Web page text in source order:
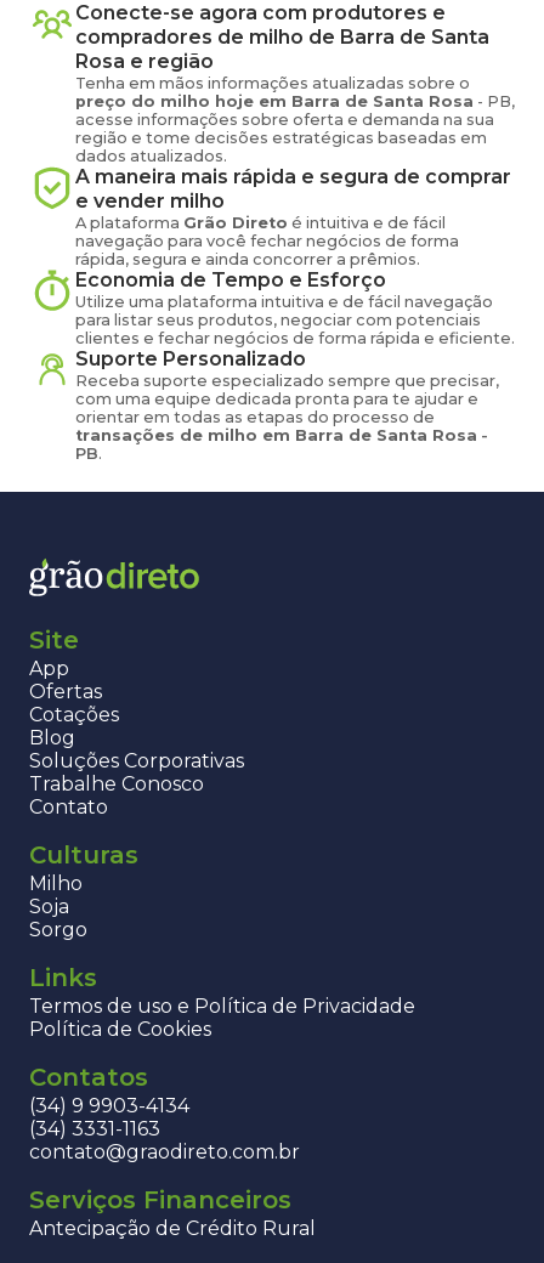
Conecte-se agora com produtores e
compradores de milho de Barra de Santa
Rosa e região
Tenha em mãos informações atualizadas sobre o
preço do milho hoje em Barra de Santa Rosa - PB,
acesse informações sobre oferta e demanda na sua
região e tome decisões estratégicas baseadas em
dados atualizados.
A maneira mais rápida e segura de comprar
e vender milho
A plataforma Grão Direto é intuitiva e de fácil
navegação para você fechar negócios de forma
rápida, segura e ainda concorrer a prêmios.
Economia de Tempo e Esforço
Utilize uma plataforma intuitiva e de fácil navegação
para listar seus produtos, negociar com potenciais
clientes e fechar negócios de forma rápida e eficiente.
Suporte Personalizado
Receba suporte especializado sempre que precisar,
com uma equipe dedicada pronta para te ajudar e
orientar em todas as etapas do processo de
transações de milho em Barra de Santa Rosa -
PB.
Site
App
Ofertas
Cotações
Blog
Soluções Corporativas
Trabalhe Conosco
Contato
Culturas
Milho
Soja
Sorgo
Links
Termos de uso e Política de Privacidade
Política de Cookies
Contatos
(34) 9 9903-4134
(34) 3331-1163
contato@graodireto.com.br
Serviços Financeiros
Antecipação de Crédito Rural